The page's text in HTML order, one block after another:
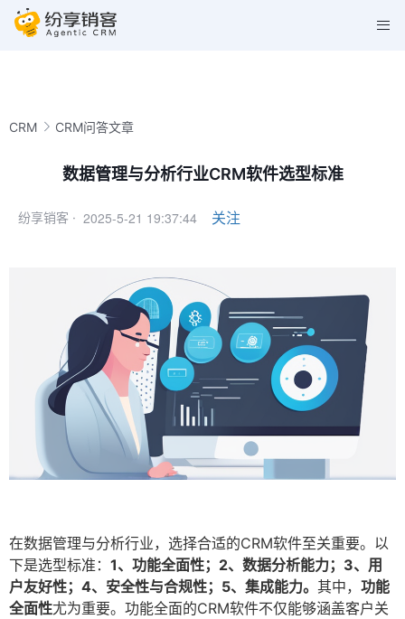
CRM CRM问答文章
数据管理与分析行业CRM软件选型标准
纷享销客 · 2025-5-21 19:37:44 关注
在数据管理与分析行业，选择合适的CRM软件至关重要。以
下是选型标准： 1、功能全面性；2、数据分析能力；3、用
户友好性；4、安全性与合规性；5、集成能力。 其中， 功能
全面性尤为重要。功能全面的CRM软件不仅能够涵盖客户关